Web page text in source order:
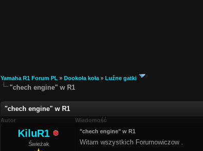
Yamaha R1 Forum PL » Dookoła koła » Luźne gatki
"chech engine" w R1
"chech engine" w R1
Autor Wiadomość
KiluR1
Świeżak
"chech engine" w R1
Witam wszystkich Forumowiczow .